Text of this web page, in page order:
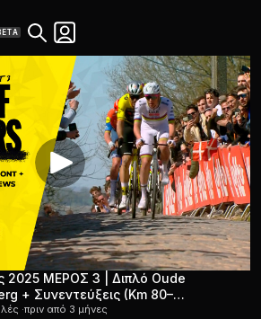
2025 ΜΕΡΟΣ 3 | Διπλό Oude
+ Συνεντεύξεις (Km 80–
·πριν από 3 μήνες